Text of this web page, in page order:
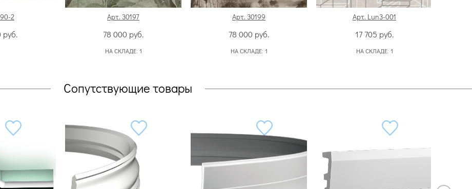
2
руб.
Арт. 30197
78 000 руб.
НА СКЛАДЕ: 1
Арт. 30199
78 000 руб.
НА СКЛАДЕ: 1
Арт. Lun3-001
17 705 руб.
НА СКЛАДЕ: 1
Сопутствующие товары